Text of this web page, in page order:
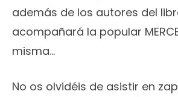
además de los autores del
acompañará la popular
misma…
No os olvidéis de asistir en